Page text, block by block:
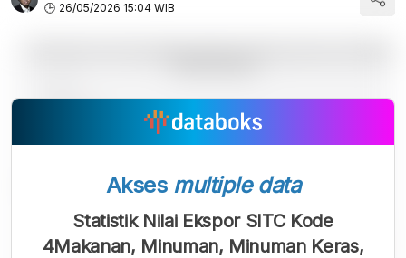
26/05/2026 15:04 WIB
Akses multiple data
Statistik Nilai Ekspor SITC Kode
4Makanan, Minuman, Minuman Keras,